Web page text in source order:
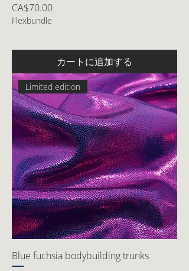
価格
CA$70.00
Flexbundle
カートに追加する
Limited edition
Blue fuchsia bodybuilding trunks